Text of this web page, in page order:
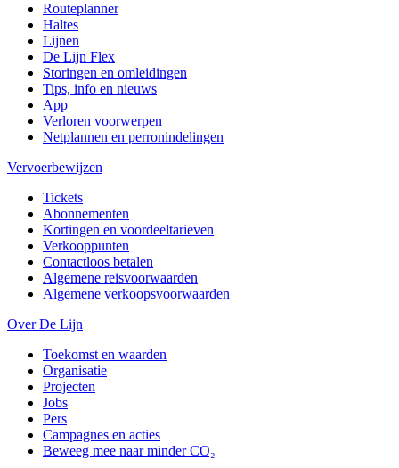
Routeplanner
Haltes
Lijnen
De Lijn Flex
Storingen en omleidingen
Tips, info en nieuws
App
Verloren voorwerpen
Netplannen en perronindelingen
Vervoerbewijzen
Tickets
Abonnementen
Kortingen en voordeeltarieven
Verkooppunten
Contactloos betalen
Algemene reisvoorwaarden
Algemene verkoopsvoorwaarden
Over De Lijn
Toekomst en waarden
Organisatie
Projecten
Jobs
Pers
Campagnes en acties
Beweeg mee naar minder CO₂